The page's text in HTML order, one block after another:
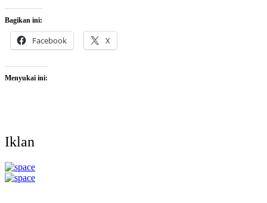
Bagikan ini:
Facebook X
Menyukai ini:
Iklan